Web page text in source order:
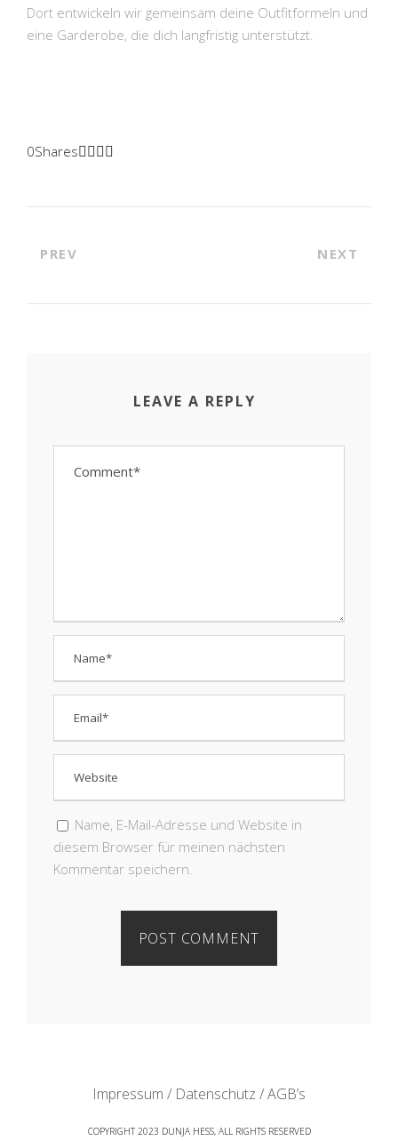
Dort entwickeln wir gemeinsam deine Outfitformeln und
eine Garderobe, die dich langfristig unterstützt.
0Shares
PREV NEXT
LEAVE A REPLY
Name, E-Mail-Adresse und Website in
diesem Browser für meinen nächsten
Kommentar speichern.
Impressum / Datenschutz / AGB’s
COPYRIGHT 2023 DUNJA HESS, ALL RIGHTS RESERVED